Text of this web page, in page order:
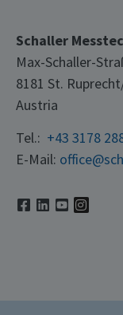
Schaller
Max-Schaller-
8181 St.
Austria
Tel.: +43 3178
E-Mail: